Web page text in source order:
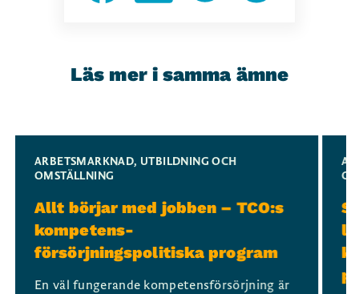
Läs mer i samma ämne
ARBETSMARKNAD, UTBILDNING OCH
OMSTÄLLNING
Allt börjar med jobben – TCO:s
kompetens-
försörjningspolitiska program
En väl fungerande kompetensförsörjning är